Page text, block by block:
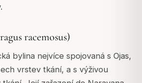
racemosus)
bylina nejvíce spojovaná s Ojas,
vrstev tkání, a s výživou